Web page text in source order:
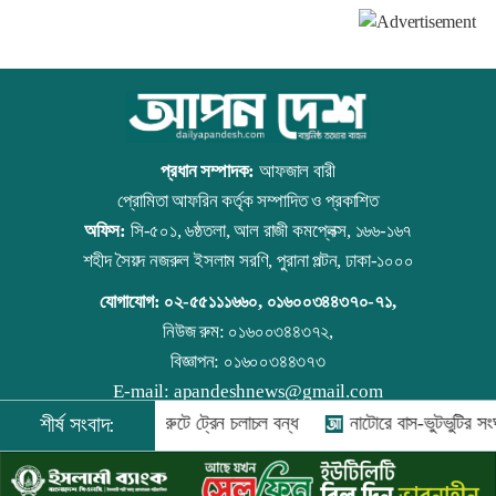
ছুটি যারা
প্রধান সম্পাদক: আফজাল বারী
প্রোমিতা আফরিন কর্তৃক সম্পাদিত ও প্রকাশিত
অফিস: সি-৫০১, ৬ষ্ঠতলা, আল রাজী কমপ্লেক্স, ১৬৬-১৬৭
শহীদ সৈয়দ নজরুল ইসলাম সরণি, পুরানা পল্টন, ঢাকা-১০০০
যোগাযোগ: ০২-৫৫১১১৬৬০, ০১৬০০৩৪৪৩৭০-৭১,
নিউজ রুম: ০১৬০০৩৪৪৩৭২,
বিজ্ঞাপন: ০১৬০০৩৪৪৩৭৩
E-mail: apandeshnews@gmail.com
ইমিথমেকারস.কম
শীর্ষ সংবাদ:
রংপুর-লালমনিরহাট রুটে ট্রেন চলাচল বন্ধ নাটোরে বাস-ভুটভুটির